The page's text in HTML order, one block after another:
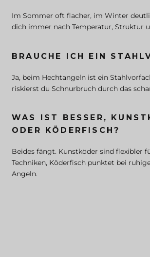
Im Sommer oft flacher, im Winter
dich immer nach Temperatur, Struktur
BRAUCHE ICH EIN
Ja, beim Hechtangeln ist ein
riskierst du Schnurbruch durch das
WAS IST BESSER,
ODER KÖDERFISCH?
Beides fängt. Kunstköder sind flexibler
Techniken, Köderfisch punktet bei
Angeln.